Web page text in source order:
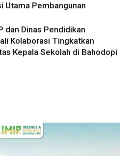
Utama Pembangunan
dan Dinas Pendidikan
Kolaborasi Tingkatkan
Kepala Sekolah di Bahodopi